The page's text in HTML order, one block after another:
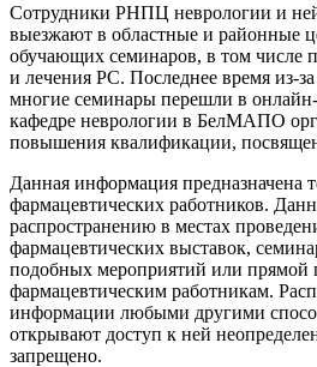
Сотрудники РНПЦ неврологии и
выезжают в областные и районные
обучающих семинаров, в том числе
и лечения РС. Последнее время из-
многие семинары перешли в
кафедре неврологии в БелМАПО
повышения квалификации,
Данная информация предназначена
фармацевтических работников.
распространению в местах
фармацевтических выставок,
подобных мероприятий или прямой
фармацевтическим работникам.
информации любыми другими
открывают доступ к ней
запрещено.